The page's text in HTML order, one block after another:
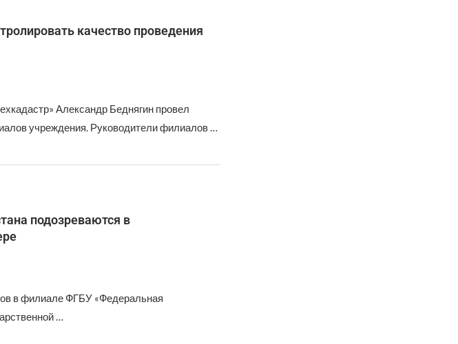
качество проведения
Александр Беднягин провел
учреждения. Руководители филиалов …
подозреваются в
в филиале ФГБУ «Федеральная
…